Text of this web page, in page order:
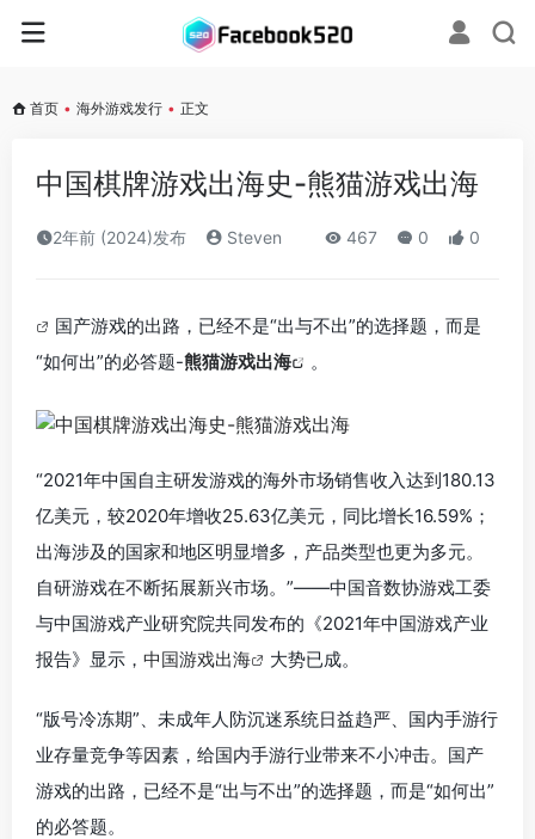
首页 • 海外游戏发行 • 正文
中国棋牌游戏出海史-熊猫游戏出海
2年前 (2024)发布 Steven 467 0 0
国产游戏的出路，已经不是“出与不出”的选择题，而是
“如何出”的必答题-熊猫游戏出海 。
“2021年中国自主研发游戏的海外市场销售收入达到180.13
亿美元，较2020年增收25.63亿美元，同比增长16.59%；
出海涉及的国家和地区明显增多，产品类型也更为多元。
自研游戏在不断拓展新兴市场。”——中国音数协游戏工委
与中国游戏产业研究院共同发布的《2021年中国游戏产业
报告》显示， 中国游戏出海 大势已成。
“版号冷冻期”、未成年人防沉迷系统日益趋严、国内手游行
业存量竞争等因素，给国内手游行业带来不小冲击。国产
游戏的出路，已经不是“出与不出”的选择题，而是“如何出”
的必答题。